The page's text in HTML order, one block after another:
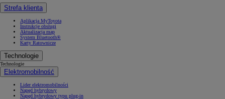
Strefa klienta
Aplikacja MyToyota
Instrukcje obsługi
Aktualizacja map
System Bluetooth®
Karty Ratownicze
Technologie
Technologie
Elektromobilność
Lider elektromobilności
Napęd hybrydowy
Napęd hybrydowy typu plug-in